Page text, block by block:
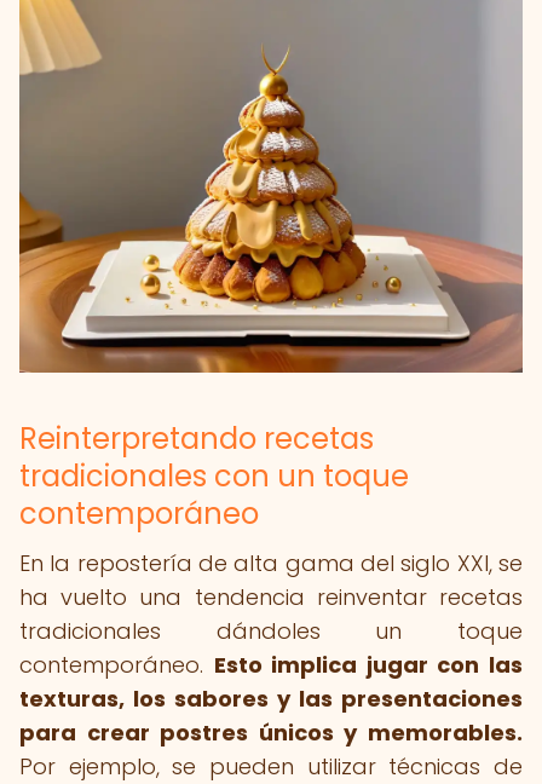
Reinterpretando recetas
tradicionales con un toque
contemporáneo
En la repostería de alta gama del siglo XXI, se
ha vuelto una tendencia reinventar recetas
tradicionales dándoles un toque
contemporáneo. Esto implica jugar con las
texturas, los sabores y las presentaciones
para crear postres únicos y memorables.
Por ejemplo, se pueden utilizar técnicas de